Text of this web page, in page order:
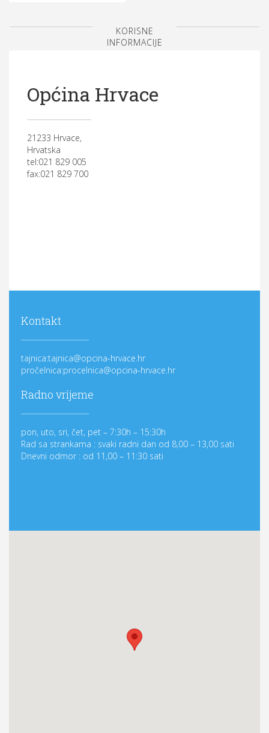
KORISNE
INFORMACIJE
Općina Hrvace
21233 Hrvace,
Hrvatska
tel:021 829 005
fax:021 829 700
Kontakt
tajnica:tajnica@opcina-hrvace.hr
pročelnica:procelnica@opcina-hrvace.hr
Radno vrijeme
pon, uto, sri, čet, pet – 7:30h – 15:30h
Rad sa strankama : svaki radni dan od 8,00 – 13,00 sati
Dnevni odmor : od 11,00 – 11:30 sati